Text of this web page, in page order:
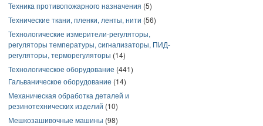
Техника противопожарного назначения (5)
Технические ткани, пленки, ленты, нити (56)
Технологические измерители-регуляторы,
регуляторы температуры, сигнализаторы, ПИД-
регуляторы, терморегуляторы (14)
Технологическое оборудование (441)
Гальваническое оборудование (14)
Механическая обработка деталей и
резинотехнических изделий (10)
Мешкозашивочные машины (98)